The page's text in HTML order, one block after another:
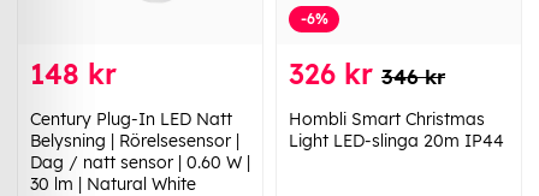
148 kr
Century Plug-In LED Natt
Belysning | Rörelsesensor |
Dag / natt sensor | 0.60 W |
30 lm | Natural White
-6%
326 kr 346 kr
Hombli Smart Christmas
Light LED-slinga 20m IP44